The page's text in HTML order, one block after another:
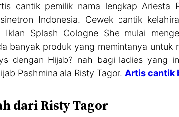
cantik pemilik nama lengkap Ariesta
Indonesia. Cewek cantik
Iklan Splash Cologne She mulai
banyak produk yang memintanya untuk
dengan Hijab? nah bagi ladies yang
Pashmina ala Risty Tagor. Artis cantik
dari Risty Tagor